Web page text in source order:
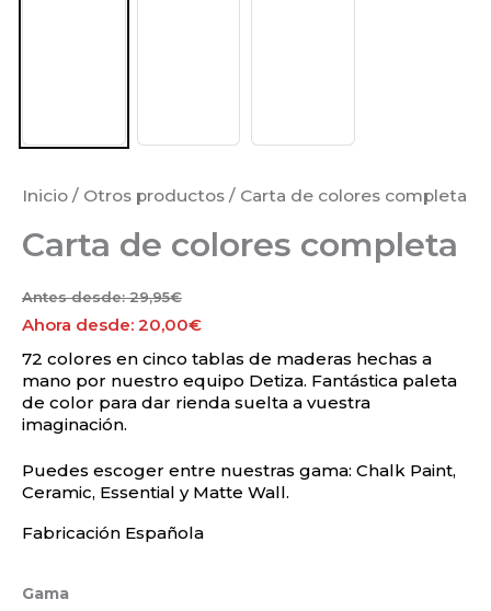
Inicio / Otros productos / Carta de colores completa
Carta de colores completa
Antes desde:29,95€
Ahora desde: 20,00€
72 colores en cinco tablas de maderas hechas a
mano por nuestro equipo Detiza. Fantástica paleta
de color para dar rienda suelta a vuestra
imaginación.
Puedes escoger entre nuestras gama: Chalk Paint,
Ceramic, Essential y Matte Wall.
Fabricación Española
Gama